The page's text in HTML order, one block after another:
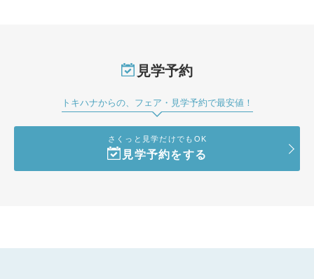
見学予約
トキハナからの、フェア・見学予約で最安値！
さくっと見学だけでもOK
見学予約をする